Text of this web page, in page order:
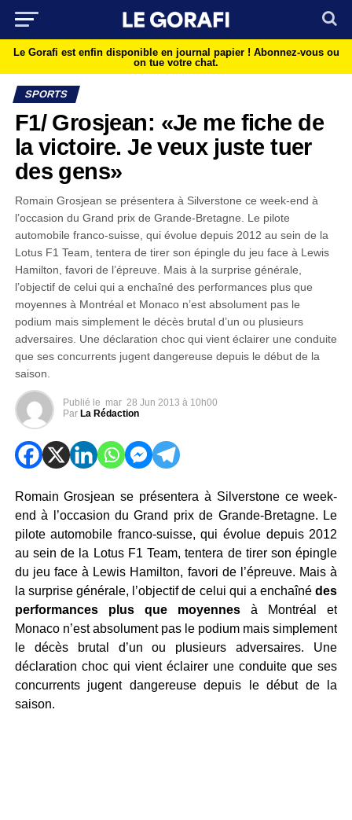
Le Gorafi est enfin disponible en journal papier ! Abonnez-vous ou
on tue votre chat.
SPORTS
F1/ Grosjean: «Je me fiche de
la victoire. Je veux juste tuer
des gens»
Romain Grosjean se présentera à Silverstone ce week-end à
l’occasion du Grand prix de Grande-Bretagne. Le pilote
automobile franco-suisse, qui évolue depuis 2012 au sein de la
Lotus F1 Team, tentera de tirer son épingle du jeu face à Lewis
Hamilton, favori de l’épreuve. Mais à la surprise générale,
l’objectif de celui qui a enchaîné des performances plus que
moyennes à Montréal et Monaco n’est absolument pas le
podium mais simplement le décès brutal d’un ou plusieurs
adversaires. Une déclaration choc qui vient éclairer une conduite
que ses concurrents jugent dangereuse depuis le début de la
saison.
Publié le mar 28 Jun 2013 à 10h00
Par La Rédaction
Romain Grosjean se présentera à Silverstone ce week-
end à l’occasion du Grand prix de Grande-Bretagne. Le
pilote automobile franco-suisse, qui évolue depuis 2012
au sein de la Lotus F1 Team, tentera de tirer son épingle
du jeu face à Lewis Hamilton, favori de l’épreuve. Mais à
la surprise générale, l’objectif de celui qui a enchaînédes
performances plus que moyennesà Montréal et
Monaco n’est absolument pas le podium mais simplement
le décès brutal d’un ou plusieurs adversaires. Une
déclaration choc qui vient éclairer une conduite que ses
concurrents jugent dangereuse depuis le début de la
saison.